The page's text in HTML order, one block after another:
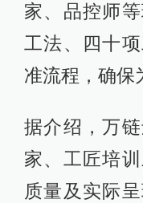
家、品控师
工法、四十
准流程，确保
据介绍，万
家、工匠培
质量及实际